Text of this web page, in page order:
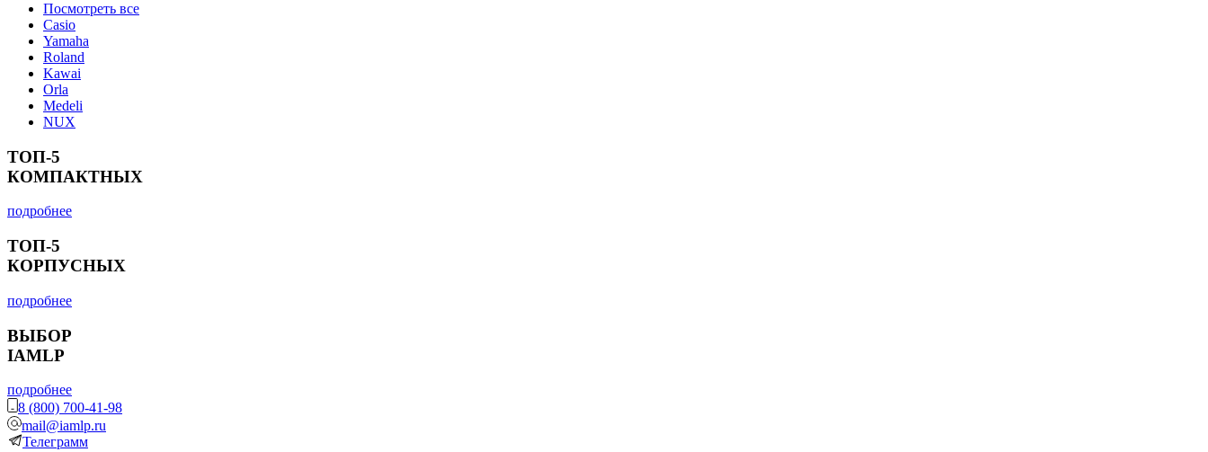
Посмотреть все
Casio
Yamaha
Roland
Kawai
Orla
Medeli
NUX
ТОП-5
КОМПАКТНЫХ
подробнее
ТОП-5
КОРПУСНЫХ
подробнее
ВЫБОР
IAMLP
подробнее
8 (800) 700-41-98
mail@iamlp.ru
Телеграмм